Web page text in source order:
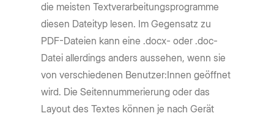
die meisten Textverarbeitungsprogramme
diesen Dateityp lesen. Im Gegensatz zu
PDF-Dateien kann eine .docx- oder .doc-
Datei allerdings anders aussehen, wenn sie
von verschiedenen Benutzer:Innen geöffnet
wird. Die Seitennummerierung oder das
Layout des Textes können je nach Gerät